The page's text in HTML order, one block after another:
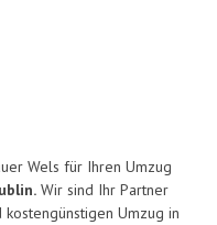
Wels für Ihren Umzug
Wir sind Ihr Partner
Umzug in